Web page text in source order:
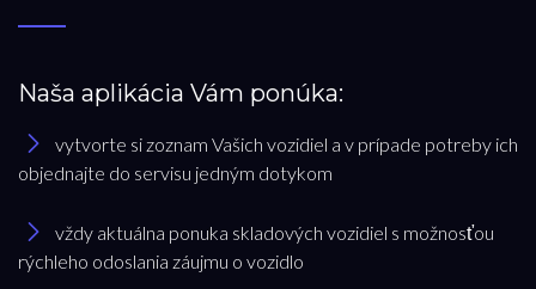
Benzín
Diesel
Hybrid
Mild hybrid benzín
Naša aplikácia Vám ponúka:
vytvorte si zoznam Vašich vozidiel a v prípade potreby ich
objednajte do servisu jedným dotykom
vždy aktuálna ponuka skladových vozidiel s možnosťou
rýchleho odoslania záujmu o vozidlo